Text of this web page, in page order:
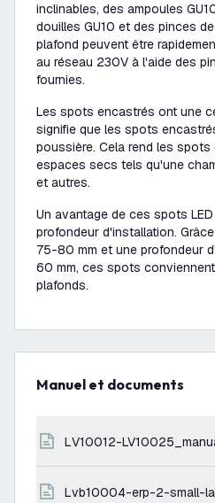
inclinables, des ampoules
douilles GU10 et des pinces
plafond peuvent être
au réseau 230V à l'aide des
fournies.
Les spots encastrés ont une
signifie que les spots
poussière. Cela rend les
espaces secs tels qu'une
et autres.
Un avantage de ces spots
profondeur d'installation.
75-80 mm et une profondeur
60 mm, ces spots
plafonds.
Manuel et documents
LV10012-
lvb10004-erp-2-small-